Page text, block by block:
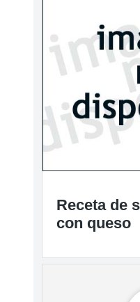
Receta de
con queso